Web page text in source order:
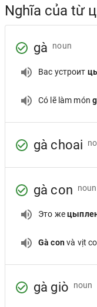
Nghĩa của từ
gà noun
Вас устроит
Có lẽ làm món
gà choai
gà con noun
Это же
Gà convà vịt
gà giò noun